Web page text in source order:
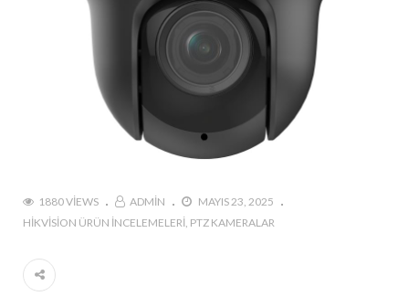
1880 VIEWS ADMIN
MAYIS 23, 2025
HIKVISION ÜRÜN İNCELEMELERI PTZ KAMERALAR